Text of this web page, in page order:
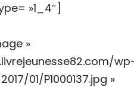
»1_4″]
»
01/P1000137.jpg »